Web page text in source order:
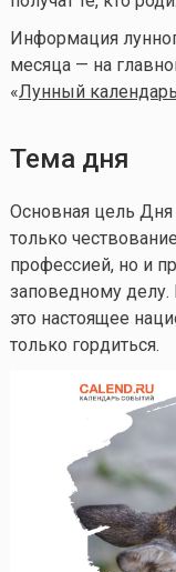
Информация
месяца — на
«Лунный календарь
Тема дня
Основная цель Дня
только
профессией, но и
заповедному делу.
это настоящее
только гордиться.